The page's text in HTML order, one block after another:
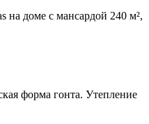
форма гонта. Утепление